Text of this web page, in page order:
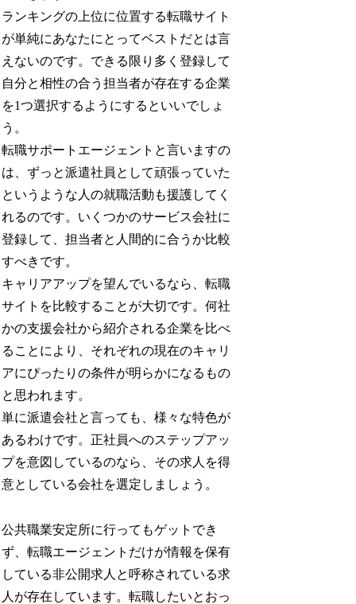
ランキングの上位に位置する転職サイト
が単純にあなたにとってベストだとは言
えないのです。できる限り多く登録して
自分と相性の合う担当者が存在する企業
を1つ選択するようにするといいでしょ
う。
転職サポートエージェントと言いますの
は、ずっと派遣社員として頑張っていた
というような人の就職活動も援護してく
れるのです。いくつかのサービス会社に
登録して、担当者と人間的に合うか比較
すべきです。
キャリアアップを望んでいるなら、転職
サイトを比較することが大切です。何社
かの支援会社から紹介される企業を比べ
ることにより、それぞれの現在のキャリ
アにぴったりの条件が明らかになるもの
と思われます。
単に派遣会社と言っても、様々な特色が
あるわけです。正社員へのステップアッ
プを意図しているのなら、その求人を得
意としている会社を選定しましょう。
公共職業安定所に行ってもゲットでき
ず、転職エージェントだけが情報を保有
している非公開求人と呼称されている求
人が存在しています。転職したいとおっ